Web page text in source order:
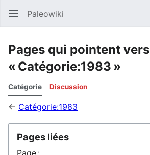
Paleowiki
Pages qui pointent vers
« Catégorie:1983 »
Catégorie Discussion
← Catégorie:1983
Pages liées
Page :